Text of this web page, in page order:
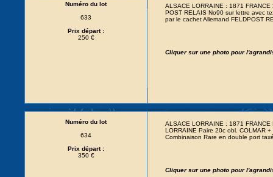
Numéro du lot
633
Prix départ :
250 €
ALSACE LORRAINE : 1871
POST RELAIS No90 sur lettre avec
par le cachet Allemand FELDPOST
Cliquer sur une photo pour
Numéro du lot
634
Prix départ :
350 €
ALSACE LORRAINE : 1871 FRANCE
LORRAINE Paire 20c obl. COLMAR
Combinaison Rare en double port
Cliquer sur une photo pour